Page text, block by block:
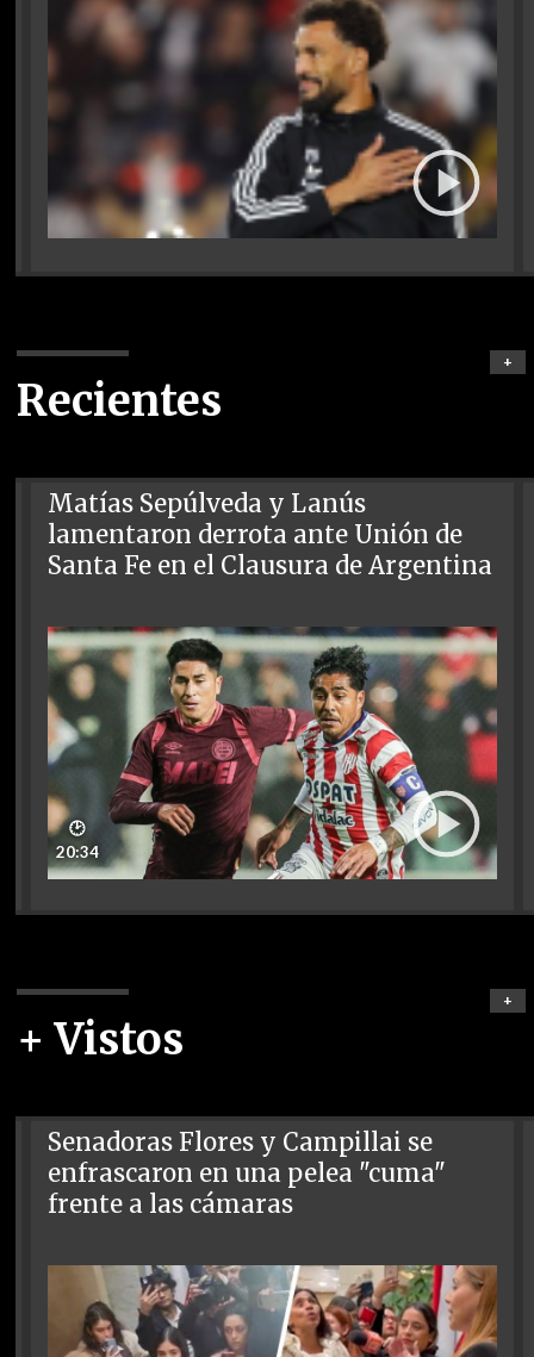
Recientes
+
Matías Sepúlveda y Lanús
lamentaron derrota ante Unión de
Santa Fe en el Clausura de Argentina
🕑
20:34
+ Vistos
+
Senadoras Flores y Campillai se
enfrascaron en una pelea "cuma"
frente a las cámaras